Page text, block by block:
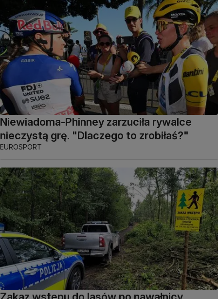
Niewiadoma-Phinney zarzuciła rywalce
nieczystą grę. "Dlaczego to zrobiłaś?"
EUROSPORT